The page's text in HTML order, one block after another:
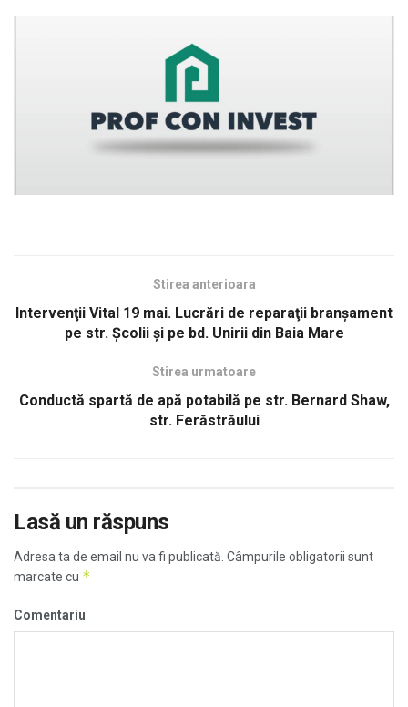
Stirea anterioara
Intervenţii Vital 19 mai. Lucrări de reparaţii branşament
pe str. Şcolii şi pe bd. Unirii din Baia Mare
Stirea urmatoare
Conductă spartă de apă potabilă pe str. Bernard Shaw,
str. Ferăstrăului
Lasă un răspuns
Adresa ta de email nu va fi publicată. Câmpurile obligatorii sunt
marcate cu *
Comentariu